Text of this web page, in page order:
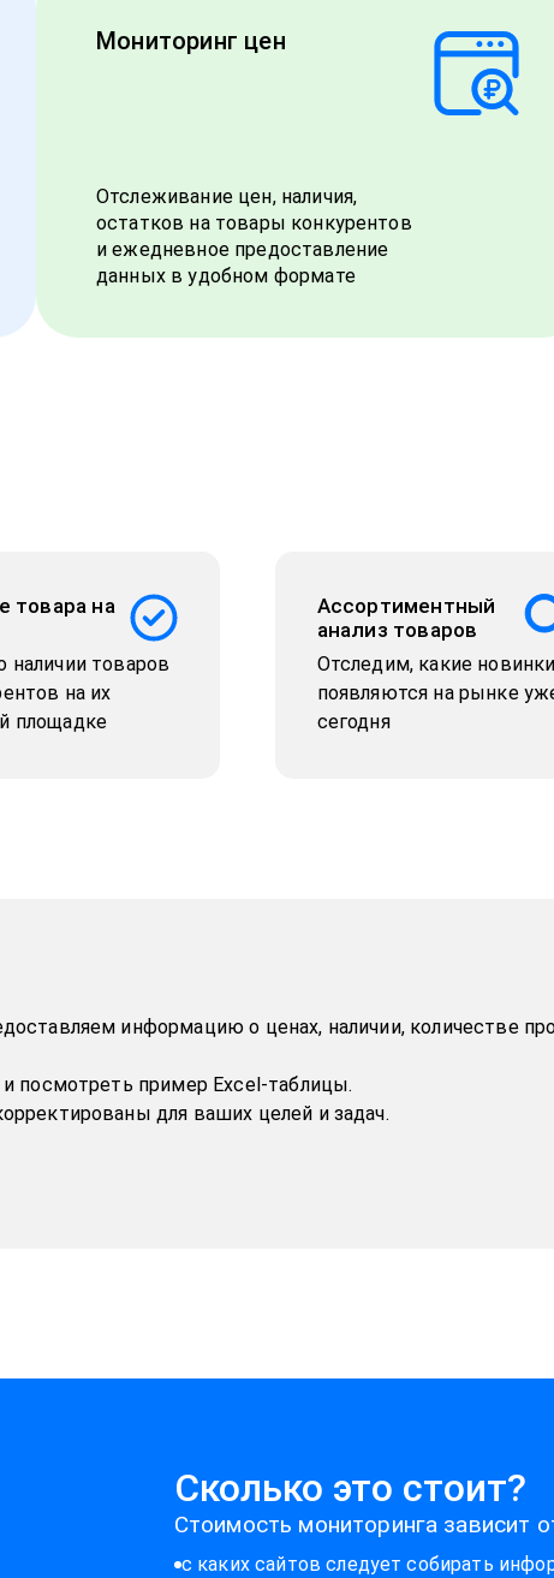
Мониторинг цен
Отслеживание цен, наличия,
остатков на товары конкурентов
и ежедневное предоставление
данных в удобном формате
товара на
наличии товаров
на их
площадке
Ассортиментный
анализ товаров
Отследим, какие новинки
появляются на рынке
сегодня
информацию о ценах, наличии, количестве
посмотреть пример Excel-таблицы.
для ваших целей и задач.
Сколько это стоит?
Стоимость мониторинга зависит
с каких сайтов следует собирать